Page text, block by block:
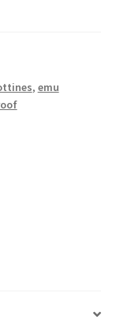
, emu